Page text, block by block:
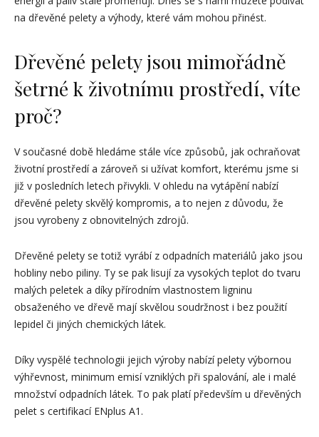
na dřevěné pelety a výhody, které vám mohou přinést.
Dřevěné pelety jsou mimořádně
šetrné k životnímu prostředí, víte
proč?
V současné době hledáme stále více způsobů, jak ochraňovat
životní prostředí a zároveň si užívat komfort, kterému jsme si
již v posledních letech přivykli. V ohledu na vytápění nabízí
dřevěné pelety skvělý kompromis, a to nejen z důvodu, že
jsou vyrobeny z obnovitelných zdrojů.
Dřevěné pelety se totiž vyrábí z odpadních materiálů jako jsou
hobliny nebo piliny. Ty se pak lisují za vysokých teplot do tvaru
malých peletek a díky přírodním vlastnostem ligninu
obsaženého ve dřevě mají skvělou soudržnost i bez použití
lepidel či jiných chemických látek.
Díky vyspělé technologii jejich výroby nabízí pelety výbornou
výhřevnost, minimum emisí vzniklých při spalování, ale i malé
množství odpadních látek. To pak platí především u dřevěných
pelet s certifikací ENplus A1.